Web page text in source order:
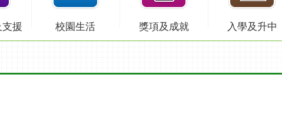
援 校園生活 獎項及成就 入學及升中